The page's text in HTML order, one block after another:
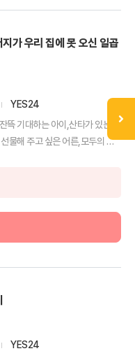
가 우리 집에 못 오신 일곱
YES24
뜩 기대하는 아이,산타가 있는 크
물해 주고 싶은 어른,모두의 순
YES24